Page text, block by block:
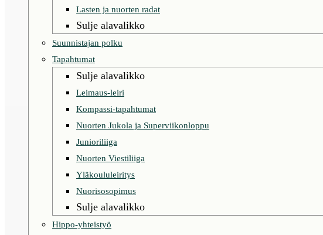
Lasten ja nuorten radat
Sulje alavalikko
Suunnistajan polku
Tapahtumat
Sulje alavalikko
Leimaus-leiri
Kompassi-tapahtumat
Nuorten Jukola ja Superviikonloppu
Junioriliiga
Nuorten Viestiliiga
Yläkoululeiritys
Nuorisosopimus
Sulje alavalikko
Hippo-yhteistyö